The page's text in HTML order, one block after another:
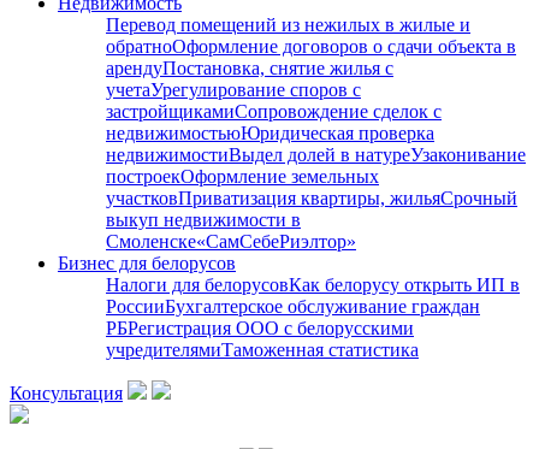
Перевод помещений из нежилых в жилые и
обратноОформление договоров о сдачи объекта в
арендуПостановка, снятие жилья с
учетаУрегулирование споров с
застройщикамиСопровождение сделок с
недвижимостьюЮридическая проверка
недвижимостиВыдел долей в натуреУзаконивание
построекОформление земельных
участковПриватизация квартиры, жильяСрочный
выкуп недвижимости в
Cмоленске«СамСебеРиэлтор»
Бизнес для белорусов
Налоги для белорусовКак белорусу открыть ИП в
РоссииБухгалтерское обслуживание граждан
РБРегистрация ООО с белорусскими
учредителямиТаможенная статистика
Консультация